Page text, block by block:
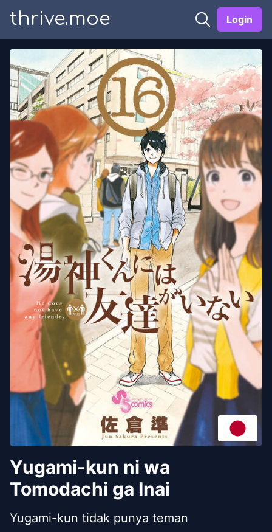
thrive.moe Login
Yugami-kun ni wa
Tomodachi ga Inai
Yugami-kun tidak punya teman